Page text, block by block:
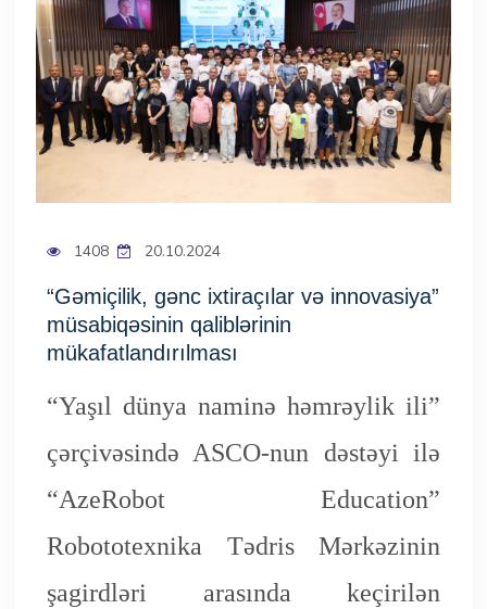
QALEREYA
BLOQ
FAQ
ƏLAQƏ
1408 20.10.2024
“Gəmiçilik, gənc ixtiraçılar və innovasiya”
müsabiqəsinin qaliblərinin
mükafatlandırılması
“Yaşıl dünya naminə həmrəylik ili”
çərçivəsində ASCO-nun dəstəyi ilə
“AzeRobot Education”
Robototexnika Tədris Mərkəzinin
şagirdləri arasında keçirilən